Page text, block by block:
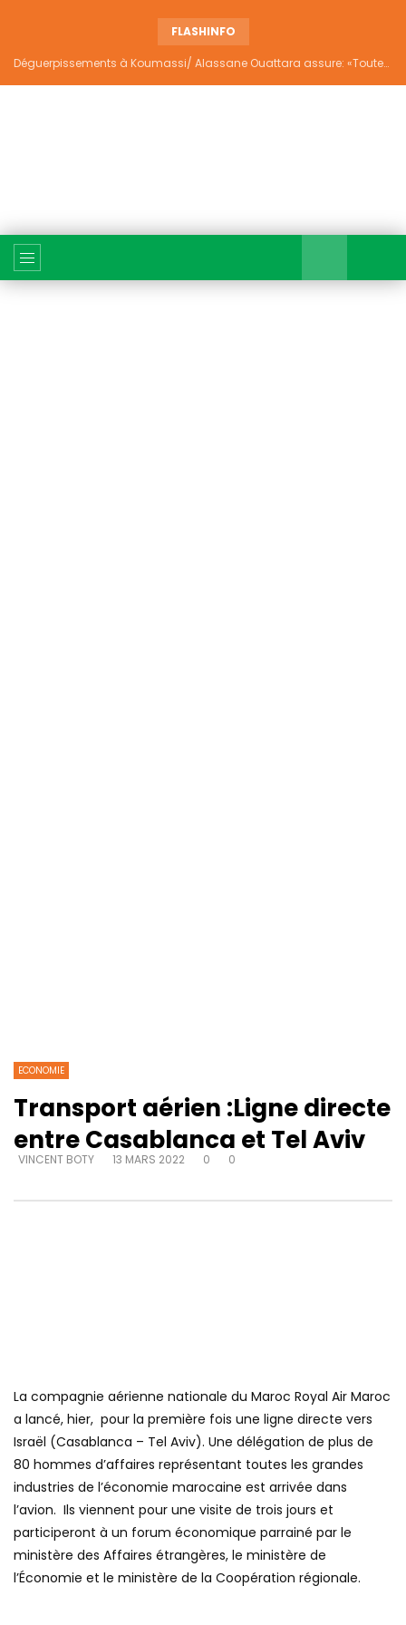
FLASHINFO
Déguerpissements à Koumassi/ Alassane Ouattara assure: «Toutes les responsabilités seront établies et elles donneront lieu aux sanctions prévues par la loi»
ECONOMIE
Transport aérien :Ligne directe
entre Casablanca et Tel Aviv
VINCENT BOTY 13 MARS 2022 0 0
La compagnie aérienne nationale du Maroc Royal Air Maroc
a lancé, hier, pour la première fois une ligne directe vers
Israël (Casablanca – Tel Aviv). Une délégation de plus de
80 hommes d’affaires représentant toutes les grandes
industries de l’économie marocaine est arrivée dans
l’avion. Ils viennent pour une visite de trois jours et
participeront à un forum économique parrainé par le
ministère des Affaires étrangères, le ministère de
l’Économie et le ministère de la Coopération régionale.